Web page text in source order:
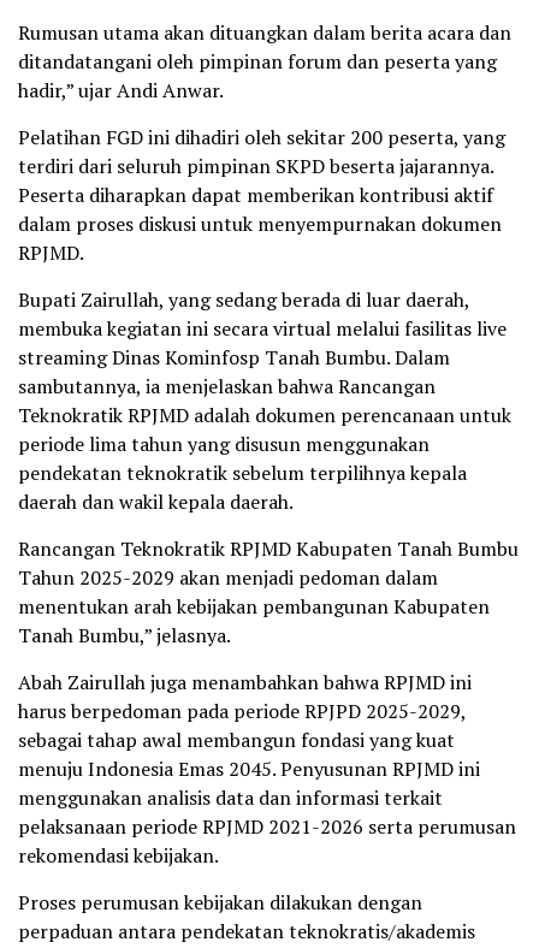
Rumusan utama akan dituangkan dalam berita acara dan
ditandatangani oleh pimpinan forum dan peserta yang
hadir,” ujar Andi Anwar.
Pelatihan FGD ini dihadiri oleh sekitar 200 peserta, yang
terdiri dari seluruh pimpinan SKPD beserta jajarannya.
Peserta diharapkan dapat memberikan kontribusi aktif
dalam proses diskusi untuk menyempurnakan dokumen
RPJMD.
Bupati Zairullah, yang sedang berada di luar daerah,
membuka kegiatan ini secara virtual melalui fasilitas live
streaming Dinas Kominfosp Tanah Bumbu. Dalam
sambutannya, ia menjelaskan bahwa Rancangan
Teknokratik RPJMD adalah dokumen perencanaan untuk
periode lima tahun yang disusun menggunakan
pendekatan teknokratik sebelum terpilihnya kepala
daerah dan wakil kepala daerah.
Rancangan Teknokratik RPJMD Kabupaten Tanah Bumbu
Tahun 2025-2029 akan menjadi pedoman dalam
menentukan arah kebijakan pembangunan Kabupaten
Tanah Bumbu,” jelasnya.
Abah Zairullah juga menambahkan bahwa RPJMD ini
harus berpedoman pada periode RPJPD 2025-2029,
sebagai tahap awal membangun fondasi yang kuat
menuju Indonesia Emas 2045. Penyusunan RPJMD ini
menggunakan analisis data dan informasi terkait
pelaksanaan periode RPJMD 2021-2026 serta perumusan
rekomendasi kebijakan.
Proses perumusan kebijakan dilakukan dengan
perpaduan antara pendekatan teknokratis/akademis